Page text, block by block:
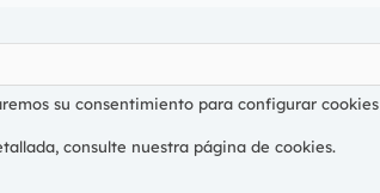
su consentimiento para configurar cookies
consulte nuestra página de cookies.